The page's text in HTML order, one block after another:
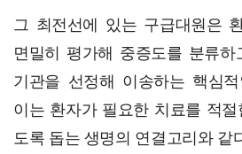
그 최전선에 있는 구급대원은
면밀히 평가해 중증도를 분류
기관을 선정해 이송하는 핵심
이는 환자가 필요한 치료를 적
도록 돕는 생명의 연결고리와 같